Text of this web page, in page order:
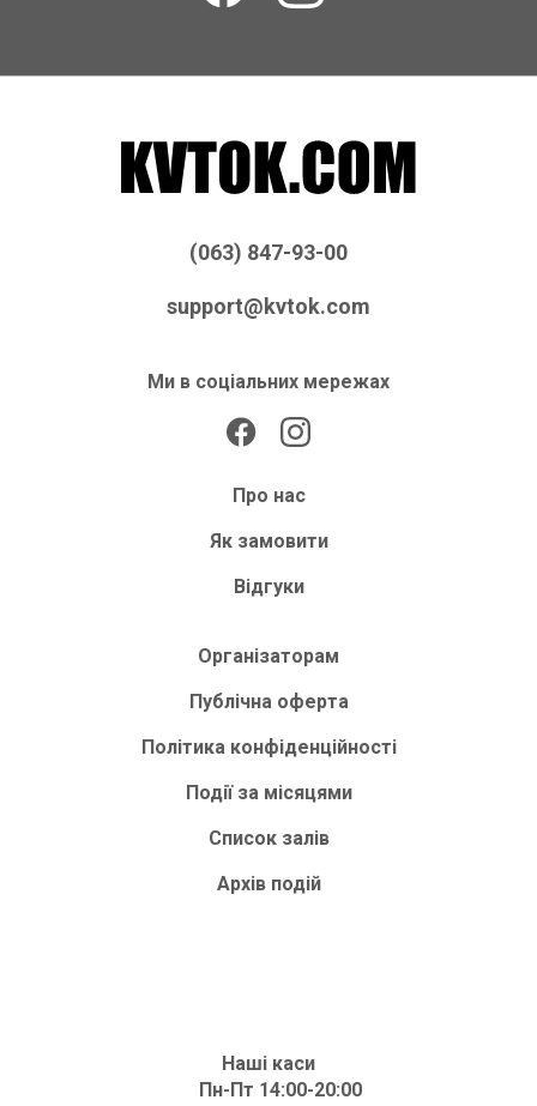
(063) 847-93-00
support@kvtok.com
Ми в соціальних мережах
Про нас
Як замовити
Відгуки
Організаторам
Публічна оферта
Політика конфіденційності
Події за місяцями
Список залів
Архів подій
Наші каси
Пн-Пт 14:00-20:00